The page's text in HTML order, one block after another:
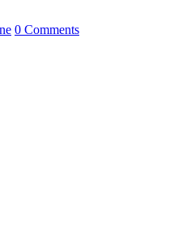
0 Comments